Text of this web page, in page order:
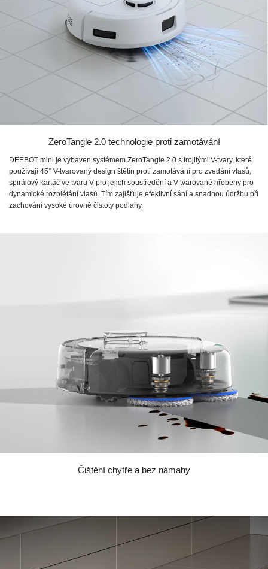
ZeroTangle 2.0 technologie proti zamotávání
DEEBOT mini je vybaven systémem ZeroTangle 2.0 s trojitými V-tvary, které
používají 45° V-tvarovaný design štětin proti zamotávání pro zvedání vlasů,
spirálový kartáč ve tvaru V pro jejich soustředění a V-tvarované hřebeny pro
dynamické rozplétání vlasů. Tím zajišťuje efektivní sání a snadnou údržbu při
zachování vysoké úrovně čistoty podlahy.
Čištění chytře a bez námahy